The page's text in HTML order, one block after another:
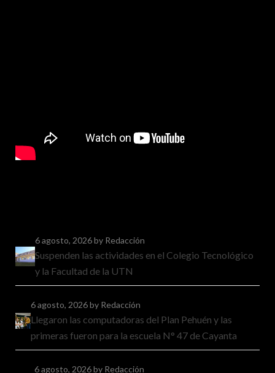
6 agosto, 2026by Redacción
Suspenden las actividades en el Colegio Tecnológico
y la Facultad de la UTN
6 agosto, 2026by Redacción
Llegaron las computadoras del Plan Pehuén y las
primeras fueron para la escuela N° 47 de Cayanta
6 agosto, 2026by Redacción